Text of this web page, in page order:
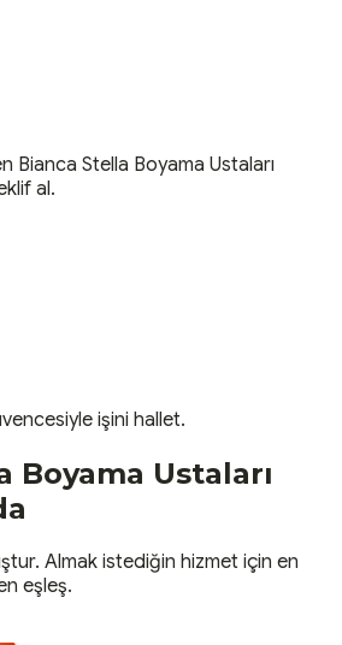
Bianca Stella Boyama Ustaları
al.
işini hallet.
Boyama Ustaları
Almak istediğin hizmet için en
eşleş.